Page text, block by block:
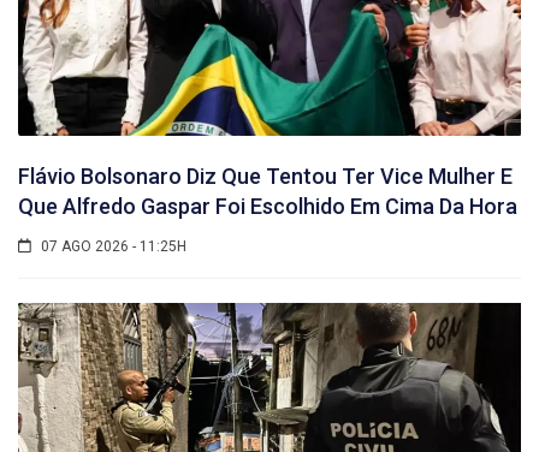
Flávio Bolsonaro Diz Que Tentou Ter Vice Mulher E
Que Alfredo Gaspar Foi Escolhido Em Cima Da Hora
07 AGO 2026 - 11:25H